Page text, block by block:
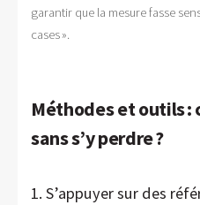
garantir que la mesure fasse
cases ».
Méthodes et outils :
sans s’y perdre ?
1. S’appuyer sur des